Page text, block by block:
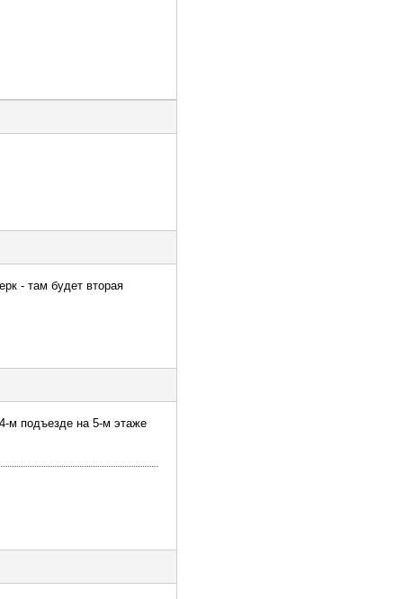
- там будет вторая
м подъезде на 5-м этаже